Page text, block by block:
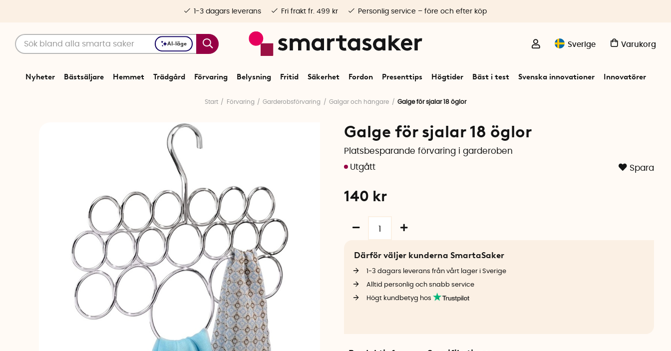
AI-läge Sverige Varukorg
Nyheter Bästsäljare Hemmet Trädgård Förvaring Belysning Fritid Säkerhet Fordon Presenttips Högtider Bäst i test Svenska innovationer Innovatörer
1-3 dagars leverans Fri frakt fr. 499 kr Personlig service – före och efter köp
Start Förvaring Garderobsförvaring Galgar och hängare Galge för sjalar 18 öglor
Galge för sjalar 18 öglor
Platsbesparande förvaring i garderoben
Spara
140 kr
Därför väljer kunderna SmartaSaker
1-3 dagars leverans från vårt lager i Sverige
Alltid personlig och snabb service
Högt kundbetyg hos